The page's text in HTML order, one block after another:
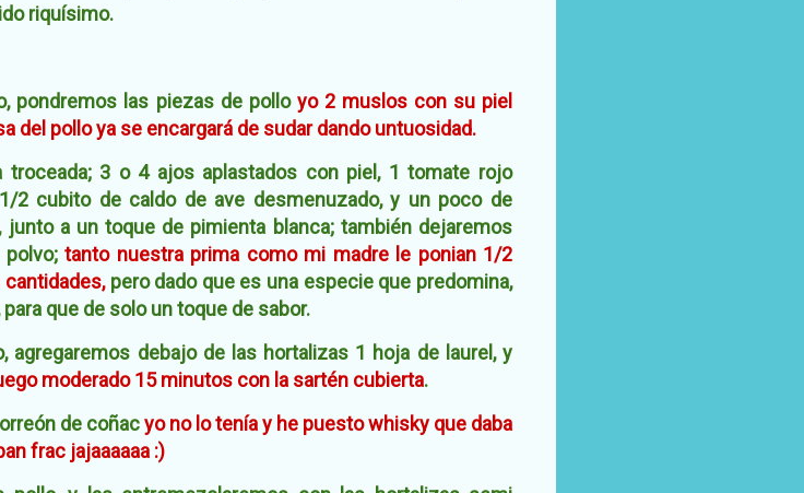
riquísimo.
pondremos las piezas de pollo yo 2 muslos con su piel
del pollo ya se encargará de sudar dando untuosidad.
troceada; 3 o 4 ajos aplastados con piel, 1 tomate rojo
2 cubito de caldo de ave desmenuzado, y un poco de
junto a un toque de pimienta blanca; también dejaremos
polvo;tanto nuestra prima como mi madre le ponian 1/2
cantidades, pero dado que es una especie que predomina,
que de solo un toque de sabor.
agregaremos debajo de las hortalizas 1 hoja de laurel, y
moderado 15 minutos con la sartén cubierta.
de coñacyo no lo tenía y he puesto whisky que daba
frac jajaaaaaa :)